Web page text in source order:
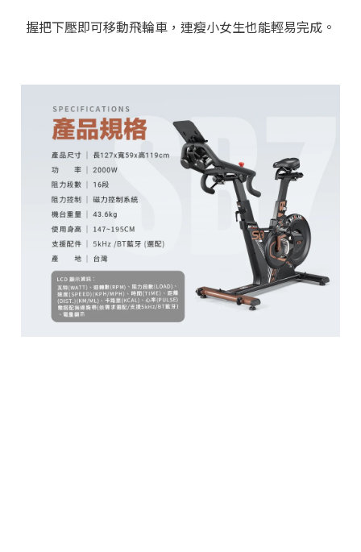
握把下壓即可移動飛輪車，連瘦小女生也能輕易完成。